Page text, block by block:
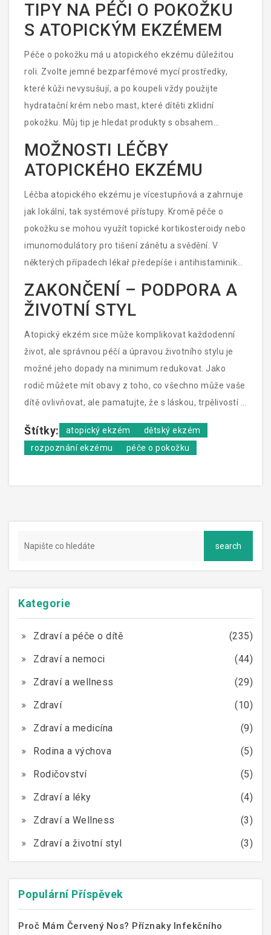
Také některé potraviny mohou působit jako spouštěče.
Já osobně jsem zažil, jak na pranýři skončily má
oblíbené arašídy kvůli podezření, že je mám na
svědomí za kožní reakce. Nakonec se ukázalo, že jsem
byl falešně obviněný a že má moje kočka alergii úplně
na jinou věc, ale pochopil jsem, jak je to pro rodiče
důležité dohledat pravou příčinu.
TIPY NA PÉČI O POKOŽKU
S ATOPICKÝM EKZÉMEM
Péče o pokožku má u atopického ekzému důležitou
roli. Zvolte jemné bezparfémové mycí prostředky,
které kůži nevysušují, a po koupeli vždy použijte
hydratační krém nebo mast, které dítěti zklidní
pokožku. Můj tip je hledat produkty s obsahem
přírodních olejů, například kokosového nebo
arganového, které moje kočka mimochodem miluje
(hlavně svým zájmem o lahodně vonící lahvičku na
poličce v koupelně). Nezapomínejte na pravidelnou
změnu a čištění oblečení, ložního prádla a dalšího
textilu, s kterým dítě přijde do kontaktu.
MOŽNOSTI LÉČBY
ATOPICKÉHO EKZÉMU
Léčba atopického ekzému je vícestupňová a zahrnuje
jak lokální, tak systémové přístupy. Kromě péče o
pokožku se mohou využít topické kortikosteroidy nebo
imunomodulátory pro tišení zánětu a svědění. V
některých případech lékař předepíše i antihistaminika.
Ať už podniknete jakékoli kroky, vždy se řiďte radami
vašeho pediatra nebo dermatologa. Já jsem zjistil, že i
má kočičí princezna Lili potřebuje speciální péči, když
má kožní problémy, a stejně tak je to u vašich dětiček
– odborná pomoc a správná péče dělají divy.
ZAKONČENÍ – PODPORA A
ŽIVOTNÍ STYL
Atopický ekzém sice může komplikovat každodenní
život, ale správnou péčí a úpravou životního stylu je
možné jeho dopady na minimum redukovat. Jako
rodič můžete mít obavy z toho, co všechno může vaše
dítě ovlivňovat, ale pamatujte, že s láskou, trpělivostí a
zvládat. Pravidelné návštěvy u lékaře, vzdělávání se o
onemocnění a sdílení příběhů s jinými rodiči, kteří mají
Štítky: atopický ekzém
dětský ekzém
rozpoznání ekzému
péče o pokožku
Kategorie
Zdraví a péče o dítě
(235)
Zdraví a nemoci
(44)
Zdraví a wellness
(29)
Zdraví
(10)
Zdraví a medicína
(9)
Rodina a výchova
(5)
Rodičovství
(5)
Zdraví a léky
(4)
Zdraví a Wellness
(3)
Zdraví a životní styl
(3)
Populární Příspěvek
Proč Mám Červený Nos? Příznaky Infekčního